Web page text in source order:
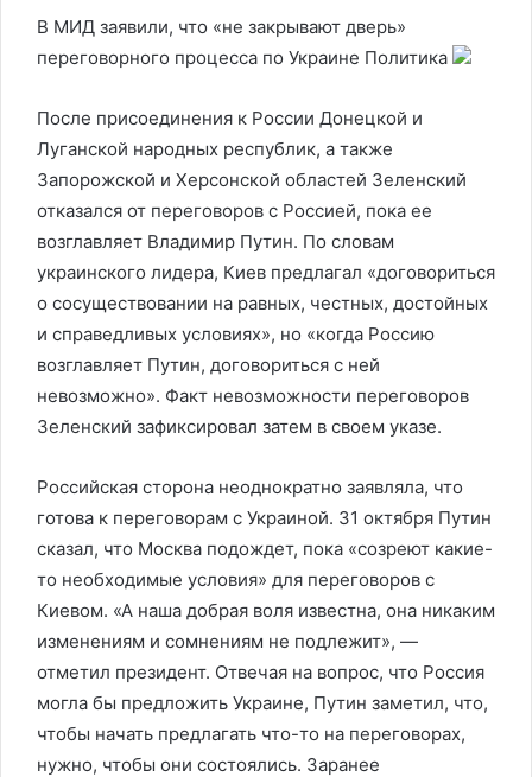
В МИД заявили, что «не закрывают дверь»
переговорного процесса по Украине Политика
После присоединения к России Донецкой и
Луганской народных республик, а также
Запорожской и Херсонской областей Зеленский
отказался от переговоров с Россией, пока ее
возглавляет Владимир Путин. По словам
украинского лидера, Киев предлагал «договориться
о сосуществовании на равных, честных, достойных
и справедливых условиях», но «когда Россию
возглавляет Путин, договориться с ней
невозможно». Факт невозможности переговоров
Зеленский зафиксировал затем в своем указе.
Российская сторона неоднократно заявляла, что
готова к переговорам с Украиной. 31 октября Путин
сказал, что Москва подождет, пока «созреют какие-
то необходимые условия» для переговоров с
Киевом. «А наша добрая воля известна, она никаким
изменениям и сомнениям не подлежит», —
отметил президент. Отвечая на вопрос, что Россия
могла бы предложить Украине, Путин заметил, что,
чтобы начать предлагать что-то на переговорах,
нужно, чтобы они состоялись. Заранее